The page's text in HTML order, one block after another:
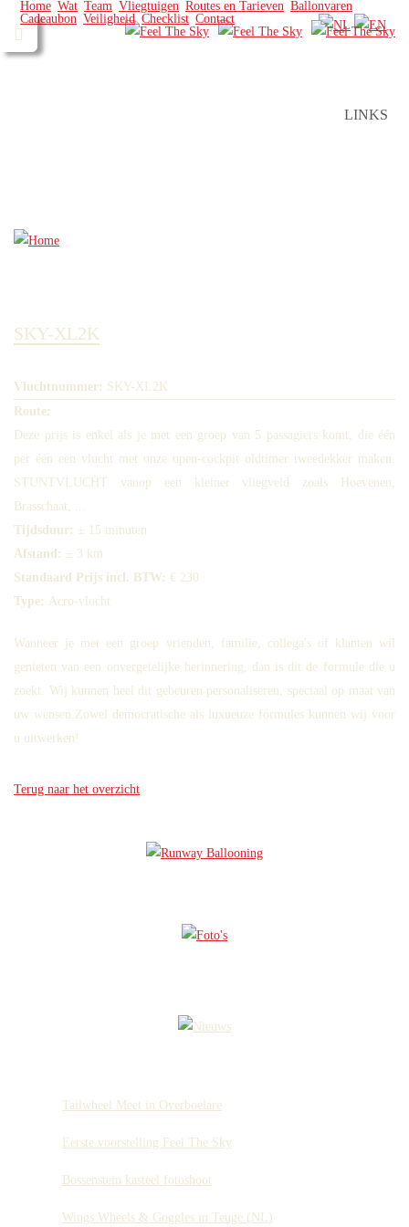
Home Wat Team Vliegtuigen Routes en Tarieven Ballonvaren
Cadeaubon Veiligheid Checklist Contact
LINKS
SKY-XL2K
Vluchtnummer: SKY-XL2K
Route:
Deze prijs is enkel als je met een groep van 5 passagiers komt, die één
per één een vlucht met onze open-cockpit oldtimer tweedekker maken.
STUNTVLUCHT vanop een kleiner vliegveld zoals Hoevenen,
Brasschaat, ...
Tijdsduur: ± 15 minuten
Afstand: ± 3 km
Standaard Prijs incl. BTW: € 230
Type: Acro-vlucht
Wanneer je met een groep vrienden, familie, collega's of klanten wil
genieten van een onvergetelijke herinnering, dan is dit de formule die u
zoekt. Wij kunnen heel dit gebeuren personaliseren, speciaal op maat van
uw wensen.Zowel democratische als luxueuze formules kunnen wij voor
u uitwerken!
Terug naar het overzicht
Tailwheel Meet in Overboelare
Eerste voorstelling Feel The Sky
Bossenstein kasteel fotoshoot
Wings Wheels & Goggles in Teuge (NL)